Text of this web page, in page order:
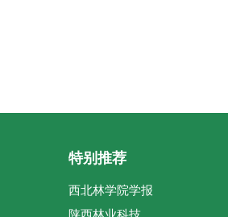
特别推荐
西北林学院学报
陕西林业科技